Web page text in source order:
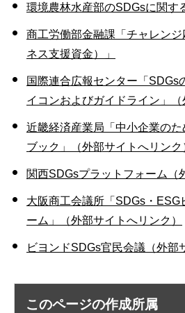
環境農林水産部のSDGsに関す
商工労働部金融課「チャレン
ネス支援資金）」
国際連合広報センター「SDGs
イコンおよびガイドライン」（
近畿経済産業局「中小企業の
ブック」（外部サイトへリンク
関西SDGsプラットフォーム（
大阪商工会議所「SDGs・ESG
ーム」（外部サイトへリンク）
ビヨンドSDGs官民会議（外部
このページの作成所属